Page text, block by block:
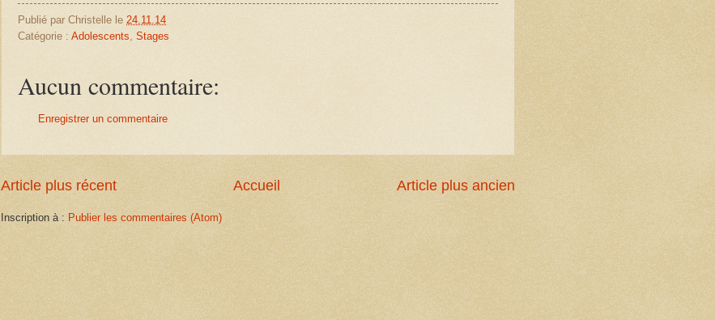
Publié par Christelle le 24.11.14
Catégorie : Adolescents, Stages
Aucun commentaire:
Enregistrer un commentaire
Article plus récent Article plus ancien
Accueil
Inscription à : Publier les commentaires (Atom)